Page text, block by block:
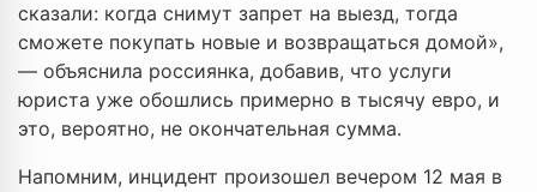
сказали: когда снимут запрет на выезд, тогда
сможете покупать новые и возвращаться домой»,
— объяснила россиянка, добавив, что услуги
юриста уже обошлись примерно в тысячу евро, и
это, вероятно, не окончательная сумма.
Напомним, инцидент произошел вечером 12 мая в